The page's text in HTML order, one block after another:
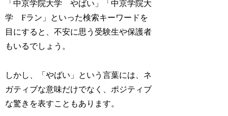
「中京学院大学 やばい」「中京学院大
学 Fラン」といった検索キーワードを
目にすると、不安に思う受験生や保護者
もいるでしょう。
しかし、「やばい」という言葉には、ネ
ガティブな意味だけでなく、ポジティブ
な驚きを表すこともあります。